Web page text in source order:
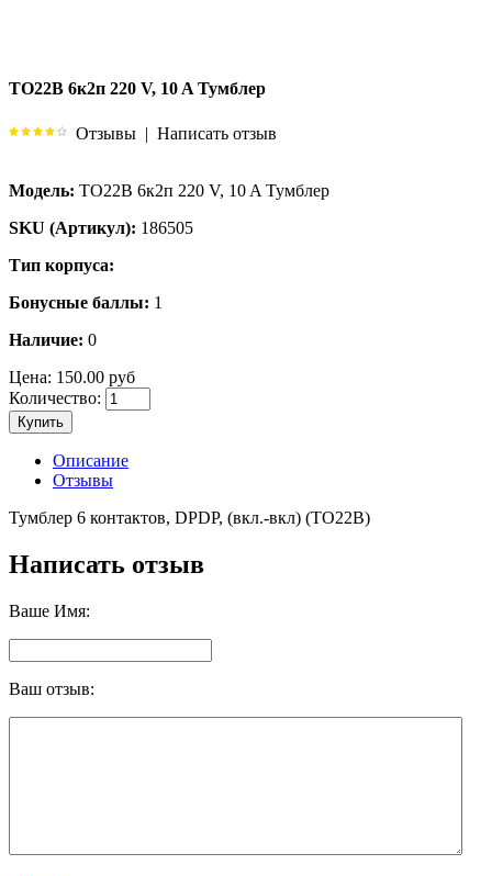
TO22B 6к2п 220 V, 10 A Тумблер
Отзывы | Написать отзыв
Модель: TO22B 6к2п 220 V, 10 A Тумблер
SKU (Артикул): 186505
Тип корпуса:
Бонусные баллы: 1
Наличие: 0
Цена: 150.00 руб
Количество:
Купить
Описание
Отзывы
Тумблер 6 контактов, DPDP, (вкл.-вкл) (TO22B)
Написать отзыв
Ваше Имя:
Ваш отзыв: